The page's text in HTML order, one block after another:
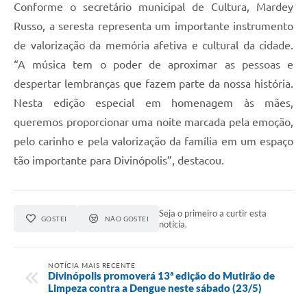
Conforme o secretário municipal de Cultura, Mardey
Russo, a seresta representa um importante instrumento
de valorização da memória afetiva e cultural da cidade.
“A música tem o poder de aproximar as pessoas e
despertar lembranças que fazem parte da nossa história.
Nesta edição especial em homenagem às mães,
queremos proporcionar uma noite marcada pela emoção,
pelo carinho e pela valorização da família em um espaço
tão importante para Divinópolis”, destacou.
GOSTEI NÃO GOSTEI
Seja o primeiro a curtir esta
notícia.
NOTÍCIA MAIS RECENTE
Divinópolis promoverá 13ª edição do Mutirão de
Limpeza contra a Dengue neste sábado (23/5)